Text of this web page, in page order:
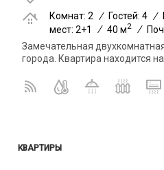
Комнат: 2
/ Гостей: 4 /
мест: 2+1
/ 40 м2 /
Замечательная
города. Квартира находится
КВАРТИРЫ